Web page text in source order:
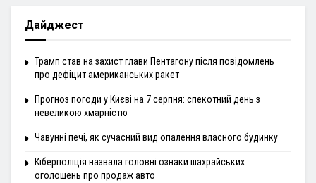
Дайджест
Трамп став на захист глави Пентагону після повідомлень
про дефіцит американських ракет
Прогноз погоди у Києві на 7 серпня: спекотний день з
невеликою хмарністю
Чавунні печі, як сучасний вид опалення власного будинку
Кіберполіція назвала головні ознаки шахрайських
оголошень про продаж авто